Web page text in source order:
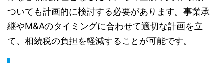
ついても計画的に検討する必要があります。事業承
継やM&Aのタイミングに合わせて適切な計画を立
て、相続税の負担を軽減することが可能です。